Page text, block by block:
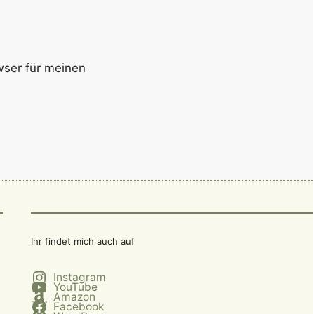
für meinen
Ihr findet mich auch auf
Instagram
YouTube
Amazon
Facebook